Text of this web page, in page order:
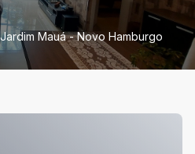
Mauá - Novo Hamburgo